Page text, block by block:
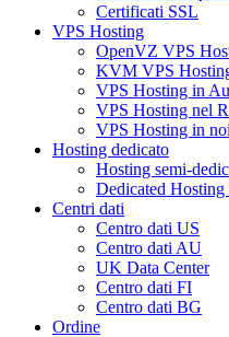
Certificati SSL
VPS Hosting
OpenVZ VPS
KVM VPS
VPS Hosting in
VPS Hosting nel
VPS Hosting in noi
Hosting dedicato
Hosting semi-
Dedicated
Centri dati
Centro dati US
Centro dati AU
UK Data Center
Centro dati FI
Centro dati BG
Ordine